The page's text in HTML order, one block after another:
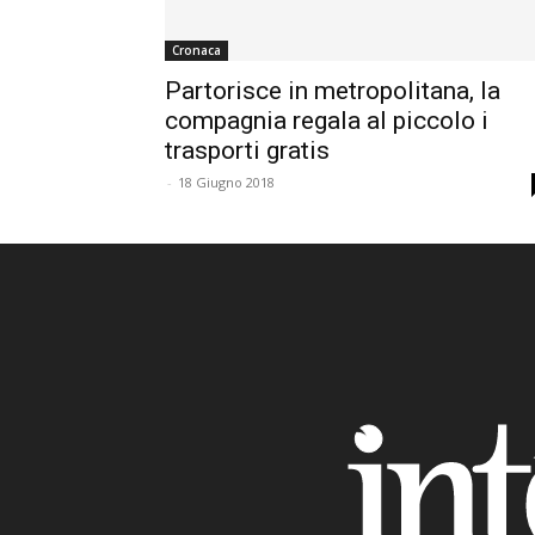
Cronaca
Partorisce in metropolitana, la
compagnia regala al piccolo i
trasporti gratis
- 18 Giugno 2018